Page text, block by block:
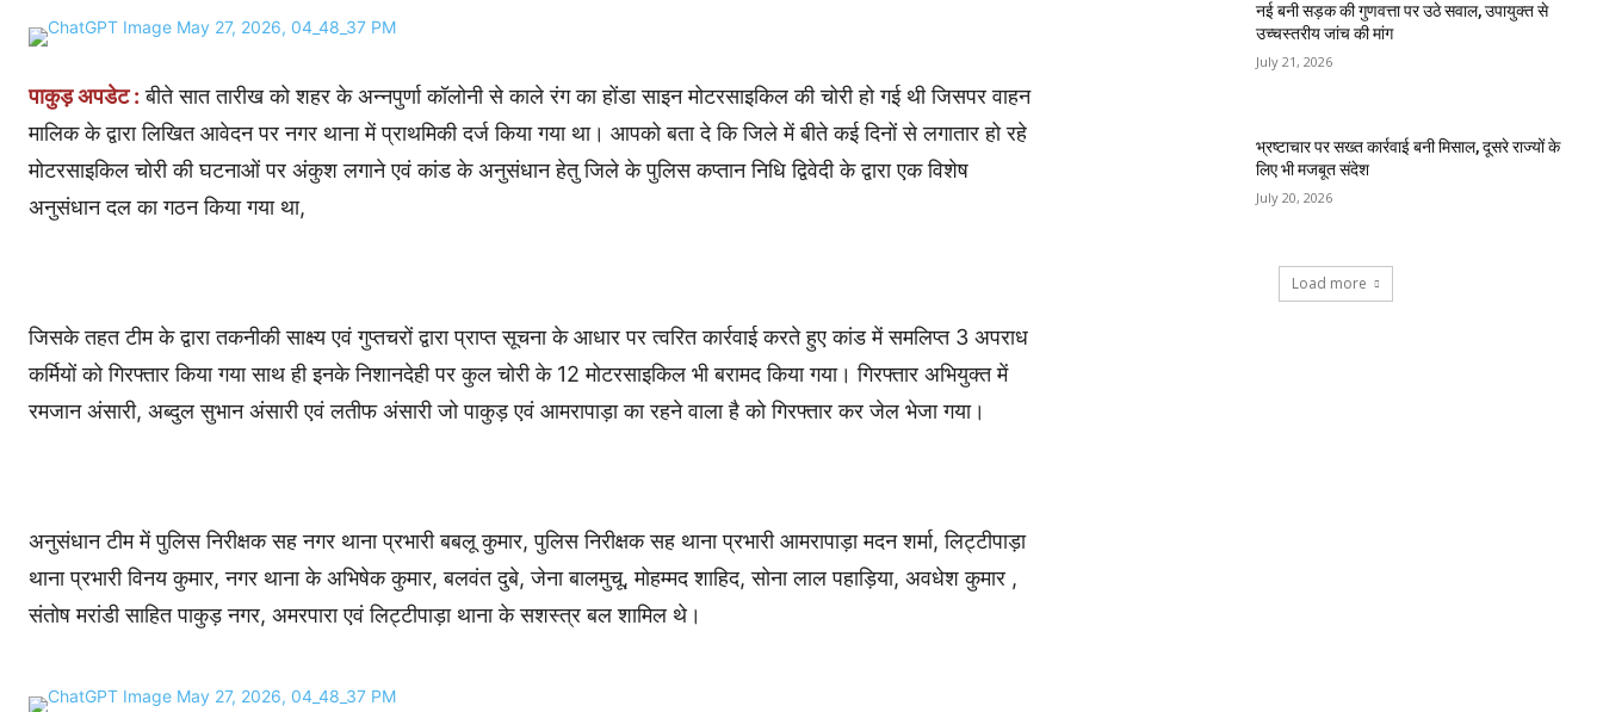
पाकुड़ अपडेट : बीते सात तारीख को शहर के अन्नपुर्णा कॉलोनी से काले रंग का होंडा साइन मोटरसाइकिल की चोरी हो गई थी जिसपर वाहन
मालिक के द्वारा लिखित आवेदन पर नगर थाना में प्राथमिकी दर्ज किया गया था। आपको बता दे कि जिले में बीते कई दिनों से लगातार हो रहे
मोटरसाइकिल चोरी की घटनाओं पर अंकुश लगाने एवं कांड के अनुसंधान हेतु जिले के पुलिस कप्तान निधि द्विवेदी के द्वारा एक विशेष
अनुसंधान दल का गठन किया गया था,
जिसके तहत टीम के द्वारा तकनीकी साक्ष्य एवं गुप्तचरों द्वारा प्राप्त सूचना के आधार पर त्वरित कार्रवाई करते हुए कांड में समलिप्त 3 अपराध
कर्मियों को गिरफ्तार किया गया साथ ही इनके निशानदेही पर कुल चोरी के 12 मोटरसाइकिल भी बरामद किया गया। गिरफ्तार अभियुक्त में
रमजान अंसारी, अब्दुल सुभान अंसारी एवं लतीफ अंसारी जो पाकुड़ एवं आमरापाड़ा का रहने वाला है को गिरफ्तार कर जेल भेजा गया।
अनुसंधान टीम में पुलिस निरीक्षक सह नगर थाना प्रभारी बबलू कुमार, पुलिस निरीक्षक सह थाना प्रभारी आमरापाड़ा मदन शर्मा, लिट्टीपाड़ा
थाना प्रभारी विनय कुमार, नगर थाना के अभिषेक कुमार, बलवंत दुबे, जेना बालमुचू, मोहम्मद शाहिद, सोना लाल पहाड़िया, अवधेश कुमार ,
संतोष मरांडी साहित पाकुड़ नगर, अमरपारा एवं लिट्टीपाड़ा थाना के सशस्त्र बल शामिल थे।
नई बनी सड़क की गुणवत्ता पर उठे सवाल, उपायुक्त से
उच्चस्तरीय जांच की मांग
July 21, 2026
भ्रष्टाचार पर सख्त कार्रवाई बनी मिसाल, दूसरे राज्यों के
लिए भी मजबूत संदेश
July 20, 2026
Load more